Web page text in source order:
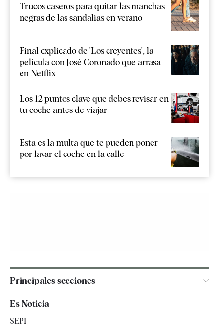
Trucos caseros para quitar las manchas
negras de las sandalias en verano
Final explicado de 'Los creyentes', la
película con José Coronado que arrasa
en Netflix
Los 12 puntos clave que debes revisar en
tu coche antes de viajar
Esta es la multa que te pueden poner
por lavar el coche en la calle
Principales secciones
Es Noticia
SEPI